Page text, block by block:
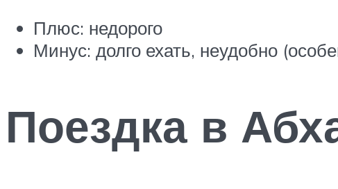
Плюс: недорого
Минус: долго ехать, неудобно
Поездка в